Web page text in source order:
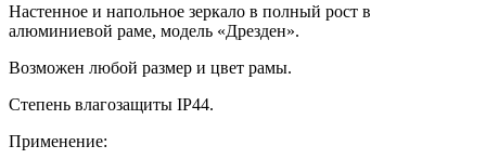
Настенное и напольное зеркало в полный рост в
алюминиевой раме, модель «Дрезден».
Возможен любой размер и цвет рамы.
Степень влагозащиты IP44.
Применение: